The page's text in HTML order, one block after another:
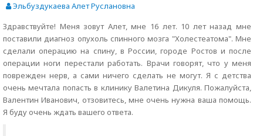
Эльбуздукаева Алет Руслановна
Здравствуйте! Меня зовут Алет, мне 16 лет. 10 лет назад мне
поставили диагноз опухоль спинного мозга "Холестеатома". Мне
сделали операцию на спину, в России, городе Ростов и после
операции ноги перестали работать. Врачи говорят, что у меня
поврежден нерв, а сами ничего сделать не могут. Я с детства
очень мечтала попасть в клинику Валетина Дикуля. Пожалуйста,
Валентин Иванович, отзовитесь, мне очень нужна ваша помощь.
Я буду очень ждать вашего ответа.